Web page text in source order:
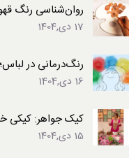
روان‌شناسی رنگ
17 دی,1404
رنگ‌درمانی در
16 دی,1404
کیک جواهر: کیکی خاص برای
15 دی,1404